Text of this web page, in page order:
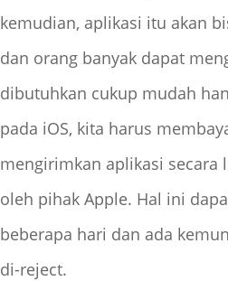
kemudian, aplikasi itu akan
dan orang banyak dapat
dibutuhkan cukup mudah
pada iOS, kita harus
mengirimkan aplikasi
oleh pihak Apple. Hal ini
beberapa hari dan ada
di-reject.